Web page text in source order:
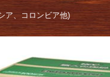
ア、コロンビア他)